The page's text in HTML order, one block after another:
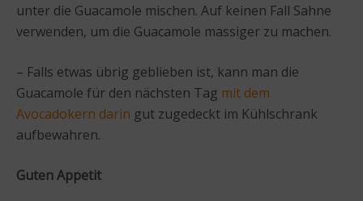
unter die Guacamole mischen. Auf keinen Fall Sahne
verwenden, um die Guacamole massiger zu machen.
– Falls etwas übrig geblieben ist, kann man die
Guacamole für den nächsten Tag mit dem
Avocadokern darin gut zugedeckt im Kühlschrank
aufbewahren.
Guten Appetit